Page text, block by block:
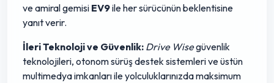
ve amiral gemisi EV9ile her sürücünün beklentisine
yanıt verir.
İleri Teknoloji ve Güvenlik: Drive Wisegüvenlik
teknolojileri, otonom sürüş destek sistemleri ve üstün
multimedya imkanları ile yolculuklarınızda maksimum